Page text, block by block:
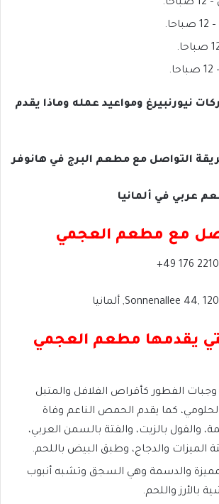
نيورنبيرغ ومواعيد عمله وماذا يقدم
التواصل مع مطعم البرج في هانوفر
عربي في ألمانيا
مع مطعم العجمي
يقدمها مطعم العجمي
الفطور كأقراص الفلافل والمتبل
كما يقدم الحمص الناعم وفاة
والفول بالزيت، والفتة بالسمن العربي،
الميزات والدجاج، وطبق البيض باللحم.
والدسمة وهي السجق وتشبه أنبوب
بالأرز واللحم.